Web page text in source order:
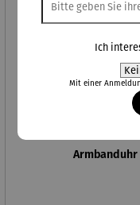
Armbanduhr
Ich
Mit einer